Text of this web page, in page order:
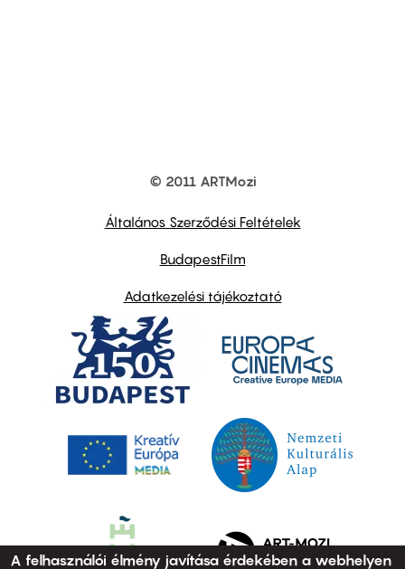
© 2011 ARTMozi
Általános Szerződési Feltételek
BudapestFilm
Adatkezelési tájékoztató
A felhasználói élmény javítása érdekében a webhelyen